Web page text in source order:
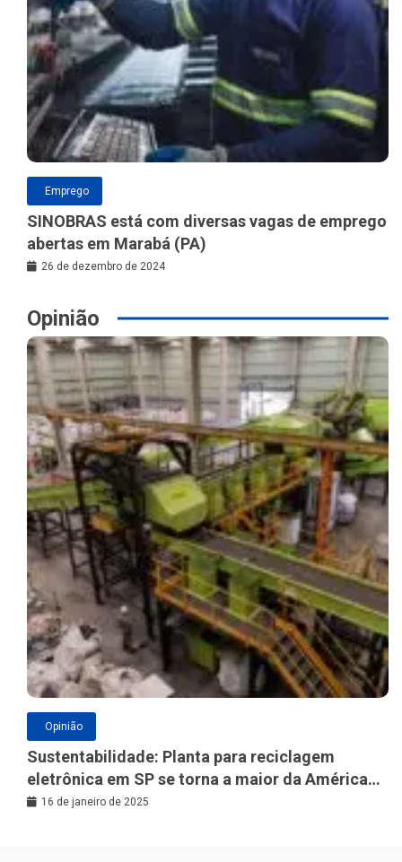
Emprego
SINOBRAS está com diversas vagas de emprego
abertas em Marabá (PA)
26 de dezembro de 2024
Opinião
Opinião
Sustentabilidade: Planta para reciclagem
eletrônica em SP se torna a maior da América
Latina
16 de janeiro de 2025